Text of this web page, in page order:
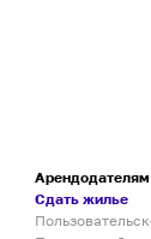
Арендодателям
Сдать жилье